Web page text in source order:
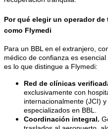
Por qué elegir un operador
como Flymedi
Para un BBL en el extranjero,
médico de confianza es
es lo que distingue a Flymedi:
Red de clínicas
exclusivamente con
internacionalmente (JCI)
especializados en BBL.
Coordinación integral.